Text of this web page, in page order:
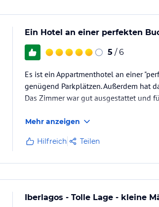
Ein Hotel an einer perfekten
5 / 6
Es ist ein Appartmenthotel an einer
genügend Parkplätzen. Außerdem hat
Das Zimmer war gut ausgestattet und
Mehr anzeigen
Hilfreich Teilen
Iberlagos - Tolle Lage - kleine